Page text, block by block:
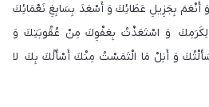
أَنْعَمَ بِجَزِيلِ عَطَائِكَ وَ أَسْعَدَ بِسَابِغِ نَعْمَائِكَ
وَ اسْتَعَذْتُ بِعَفْوِكَ مِنْ عُقُوبَتِكَ وَ
وَ أَنِلْ مَا الْتَمَسْتُ مِنْكَ أَسْأَلُكَ بِكَ لا